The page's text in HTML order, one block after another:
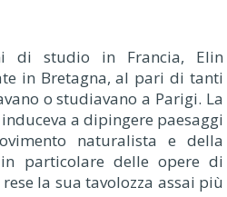
di studio in Francia, Elin
in Bretagna, al pari di tanti
o studiavano a Parigi. La
a dipingere paesaggi
naturalista e della
in particolare delle opere di
la sua tavolozza assai più